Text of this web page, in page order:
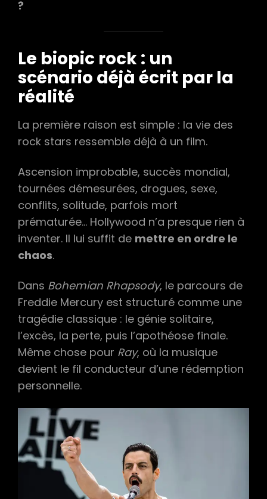
?
Le biopic rock : un
scénario déjà écrit par la
réalité
La première raison est simple : la vie des
rock stars ressemble déjà à un film.
Ascension improbable, succès mondial,
tournées démesurées, drogues, sexe,
conflits, solitude, parfois mort
prématurée… Hollywood n’a presque rien à
inventer. Il lui suffit de mettre en ordre le
chaos.
Dans Bohemian Rhapsody, le parcours de
Freddie Mercury est structuré comme une
tragédie classique : le génie solitaire,
l’excès, la perte, puis l’apothéose finale.
Même chose pour Ray, où la musique
devient le fil conducteur d’une rédemption
personnelle.